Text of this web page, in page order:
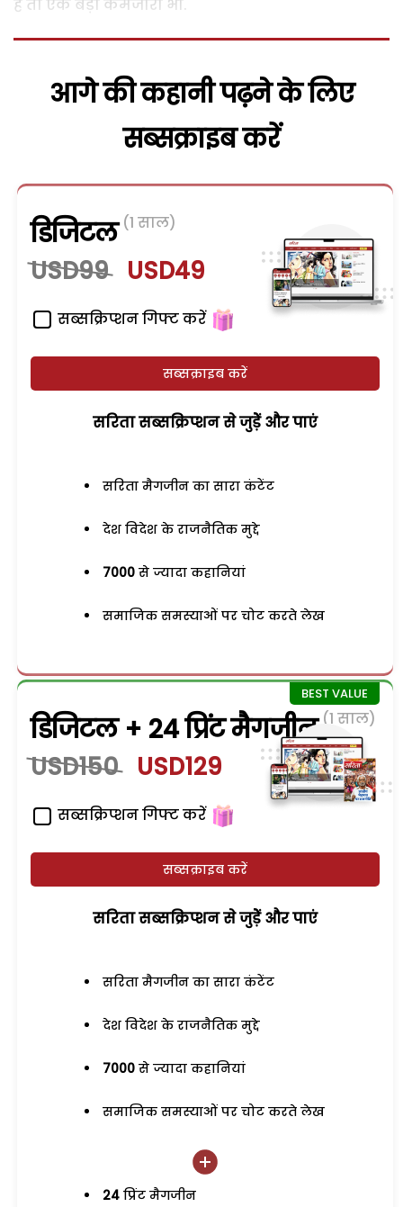
है तो एक बड़ी कमजोरी भी.
आगे की कहानी पढ़ने के लिए
सब्सक्राइब करें
डिजिटल (1 साल)
USD99 USD49
सब्सक्रिप्शन गिफ्ट करें
सब्सक्राइब करें
सरिता सब्सक्रिप्शन से जुड़ेें और पाएं
सरिता मैगजीन का सारा कंटेंट
देश विदेश के राजनैतिक मुद्दे
7000 से ज्यादा कहानियां
समाजिक समस्याओं पर चोट करते लेख
डिजिटल + 24 प्रिंट मैगजीन (1 साल)
USD150 USD129
सब्सक्रिप्शन गिफ्ट करें
सब्सक्राइब करें
सरिता सब्सक्रिप्शन से जुड़ेें और पाएं
सरिता मैगजीन का सारा कंटेंट
देश विदेश के राजनैतिक मुद्दे
7000 से ज्यादा कहानियां
समाजिक समस्याओं पर चोट करते लेख
24 प्रिंट मैगजीन